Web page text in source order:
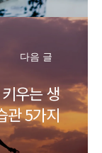
다음 글
우는 생
관 5가지